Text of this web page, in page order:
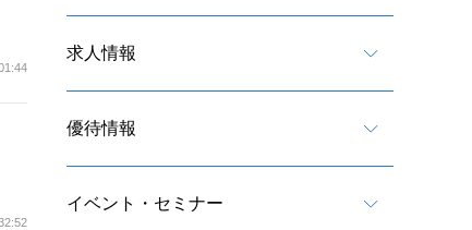
求人情報
優待情報
イベント・セミナー